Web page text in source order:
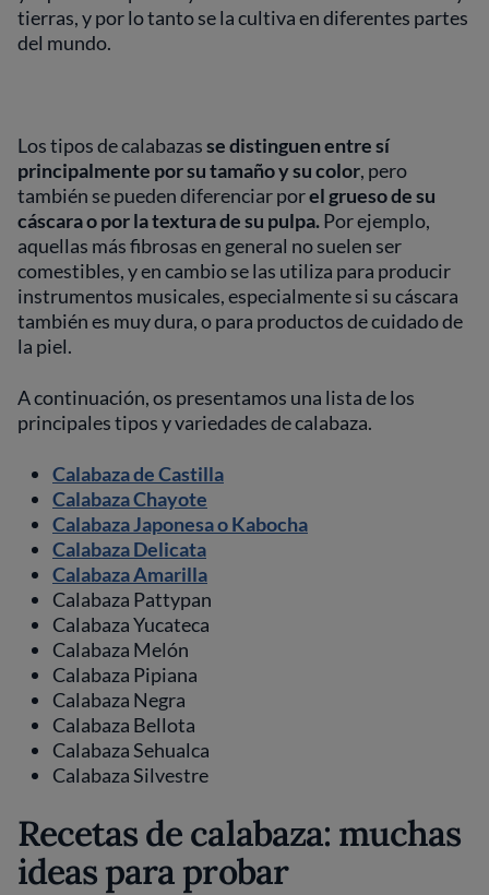
tierras, y por lo tanto se la cultiva en diferentes partes
del mundo.
Los tipos de calabazasse distinguen entre sí
principalmente por su tamaño y su color, pero
también se pueden diferenciar porel grueso de su
cáscara o por la textura de su pulpa.Por ejemplo,
aquellas más fibrosas en general no suelen ser
comestibles, y en cambio se las utiliza para producir
instrumentos musicales, especialmente si su cáscara
también es muy dura, o para productos de cuidado de
la piel.
A continuación, os presentamos una lista de los
principales tipos y variedades de calabaza.
Calabaza de Castilla
Calabaza Chayote
Calabaza Japonesa o Kabocha
Calabaza Delicata
Calabaza Amarilla
Calabaza Pattypan
Calabaza Yucateca
Calabaza Melón
Calabaza Pipiana
Calabaza Negra
Calabaza Bellota
Calabaza Sehualca
Calabaza Silvestre
Recetas de calabaza: muchas
ideas para probar